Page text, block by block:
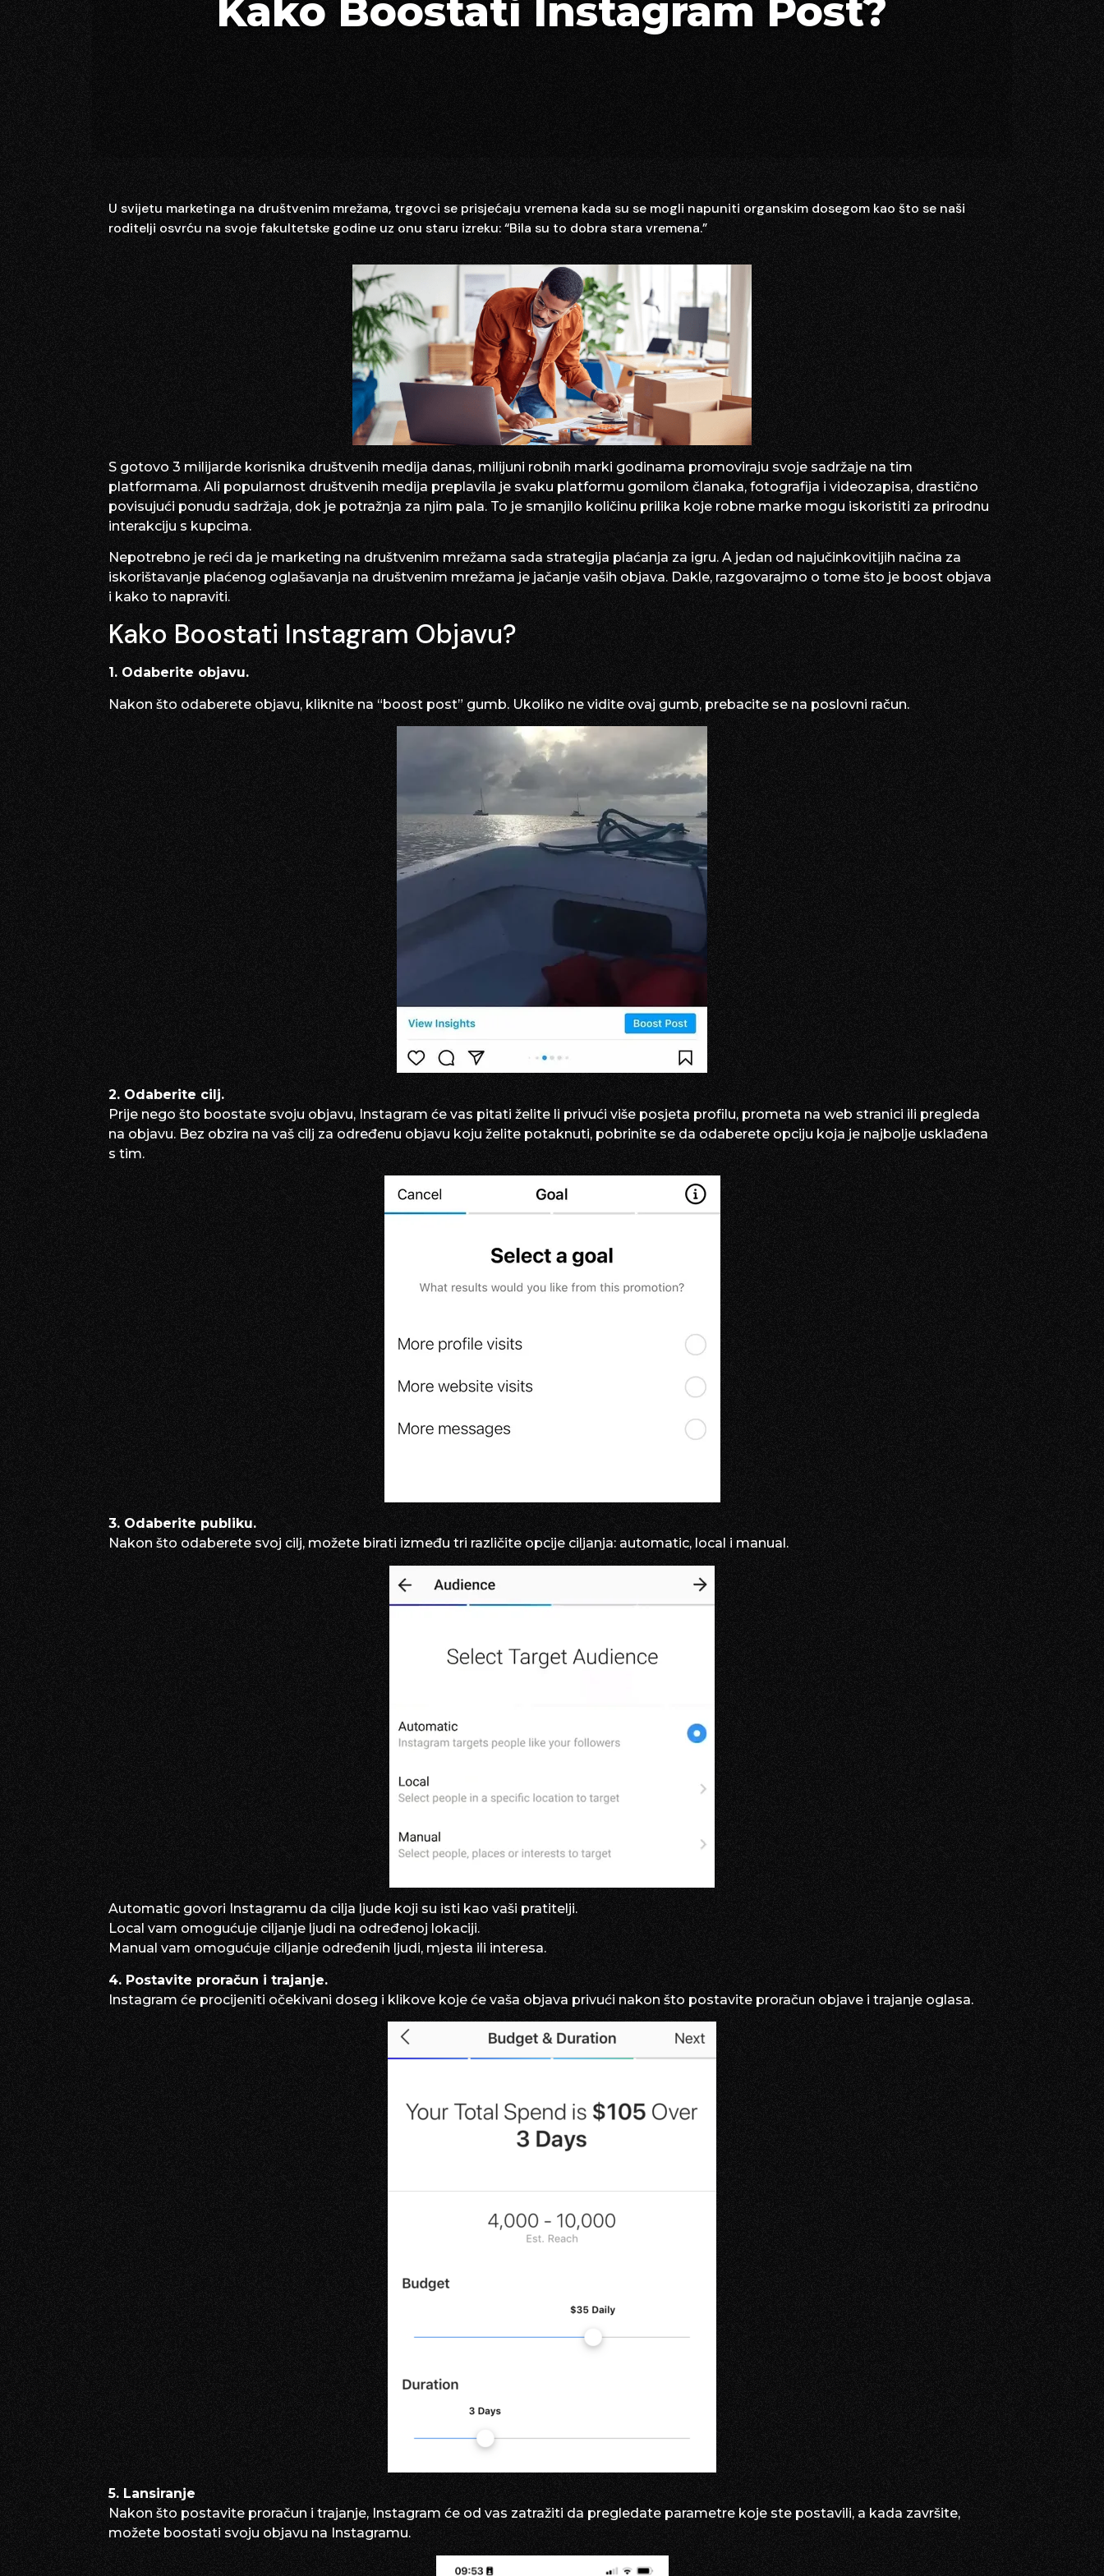
Kako Boostati Instagram Post?
U svijetu marketinga na društvenim mrežama, trgovci se prisjećaju vremena kada su se mogli napuniti organskim dosegom kao što se naši
roditelji osvrću na svoje fakultetske godine uz onu staru izreku: “Bila su to dobra stara vremena.”
S gotovo 3 milijarde korisnika društvenih medija danas, milijuni robnih marki godinama promoviraju svoje sadržaje na tim
platformama. Ali popularnost društvenih medija preplavila je svaku platformu gomilom članaka, fotografija i videozapisa, drastično
povisujući ponudu sadržaja, dok je potražnja za njim pala. To je smanjilo količinu prilika koje robne marke mogu iskoristiti za prirodnu
interakciju s kupcima.
Nepotrebno je reći da je marketing na društvenim mrežama sada strategija plaćanja za igru. A jedan od najučinkovitijih načina za
iskorištavanje plaćenog oglašavanja na društvenim mrežama je jačanje vaših objava. Dakle, razgovarajmo o tome što je boost objava
i kako to napraviti.
Kako Boostati Instagram Objavu?
1. Odaberite objavu.
Nakon što odaberete objavu, kliknite na “boost post” gumb. Ukoliko ne vidite ovaj gumb, prebacite se na poslovni račun.
2. Odaberite cilj.
Prije nego što boostate svoju objavu, Instagram će vas pitati želite li privući više posjeta profilu, prometa na web stranici ili pregleda
na objavu. Bez obzira na vaš cilj za određenu objavu koju želite potaknuti, pobrinite se da odaberete opciju koja je najbolje usklađena
s tim.
3. Odaberite publiku.
Nakon što odaberete svoj cilj, možete birati između tri različite opcije ciljanja: automatic, local i manual.
Automatic govori Instagramu da cilja ljude koji su isti kao vaši pratitelji.
Local vam omogućuje ciljanje ljudi na određenoj lokaciji.
Manual vam omogućuje ciljanje određenih ljudi, mjesta ili interesa.
4. Postavite proračun i trajanje.
Instagram će procijeniti očekivani doseg i klikove koje će vaša objava privući nakon što postavite proračun objave i trajanje oglasa.
5. Lansiranje
Nakon što postavite proračun i trajanje, Instagram će od vas zatražiti da pregledate parametre koje ste postavili, a kada završite,
možete boostati svoju objavu na Instagramu.